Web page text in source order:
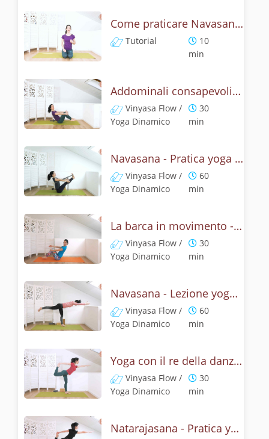
Come praticare Navasana, la posizione della barca? Tutorial
Tutorial
10
min
Addominali consapevoli con la posizione della barca
Vinyasa Flow /
Yoga Dinamico
30
min
Navasana - Pratica yoga con la tecnica della posizione della barca
Vinyasa Flow /
Yoga Dinamico
60
min
La barca in movimento - Addominali con Navasana
Vinyasa Flow /
Yoga Dinamico
30
min
Navasana - Lezione yoga con la mitologia della posizione della barca
Vinyasa Flow /
Yoga Dinamico
60
min
Yoga con il re della danza - Natarajasana con un braccio
Vinyasa Flow /
Yoga Dinamico
30
min
Natarajasana - Pratica yoga con la tecnica della posizione di Shiva danzante